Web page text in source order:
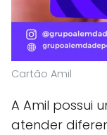
Cartão Amil
A Amil possui
atender